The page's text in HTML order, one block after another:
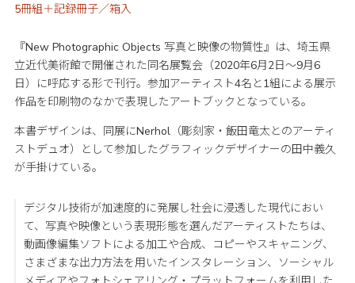
5冊組＋記録冊子／箱入
『New Photographic Objects 写真と映像の物質性』は、埼玉県
立近代美術館で開催された同名展覧会（2020年6月2日〜9月6
日）に呼応する形で刊行。参加アーティスト4名と1組による展示
作品を印刷物のなかで表現したアートブックとなっている。
本書デザインは、同展にNerhol（彫刻家・飯田竜太とのアーティ
ストデュオ）として参加したグラフィックデザイナーの田中義久
が手掛けている。
デジタル技術が加速度的に発展し社会に浸透した現代におい
て、写真や映像という表現形態を選んだアーティストたちは、
動画像編集ソフトによる加工や合成、コピーやスキャニング、
さまざまな出力方法を用いたインスタレーション、ソーシャル